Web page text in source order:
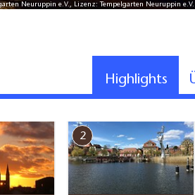
Neuruppin e.V., Lizenz: Tempelgarten Neuruppin e.V.
Highlights
2